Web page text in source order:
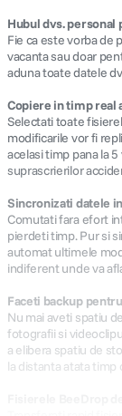
Hubul dvs. personal
Fie ca este vorba de
vacanta sau doar
aduna toate datele
Copiere in timp real
Selectati toate
modificarile vor fi
acelasi timp pana la
suprascrierilor
Sincronizati datele
Comutati fara efort
pierdeti timp. Pur si
automat ultimele
indiferent unde va
Faceti backup
Nu mai aveti spatiu
fotografii si
a elibera spatiu de
la distanta atata